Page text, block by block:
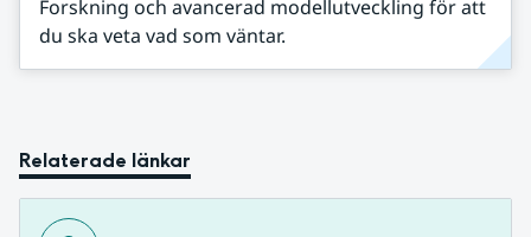
Forskning och avancerad modellutveckling för att
du ska veta vad som väntar.
Relaterade länkar